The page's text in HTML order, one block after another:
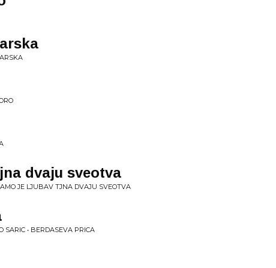
dvaju sveotva
JE LJUBAV TJNA DVAJU SVEOTVA
• BERDASEVA PRICA